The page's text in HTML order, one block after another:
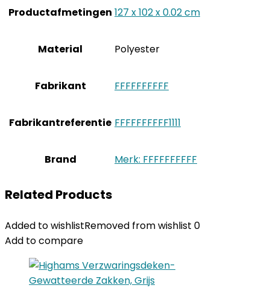
Productafmetingen ‎127 x 102 x 0.02 cm
Material ‎Polyester
Fabrikant ‎FFFFFFFFFF
Fabrikantreferentie ‎FFFFFFFFFF1111
Brand Merk: FFFFFFFFFF
Related Products
Added to wishlistRemoved from wishlist 0
Add to compare